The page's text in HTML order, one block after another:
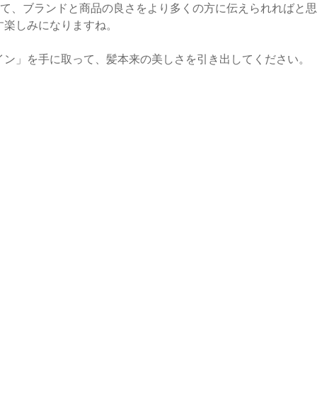
、ブランドと商品の良さをより多くの方に伝えられればと思
しみになりますね。
」を手に取って、髪本来の美しさを引き出してください。